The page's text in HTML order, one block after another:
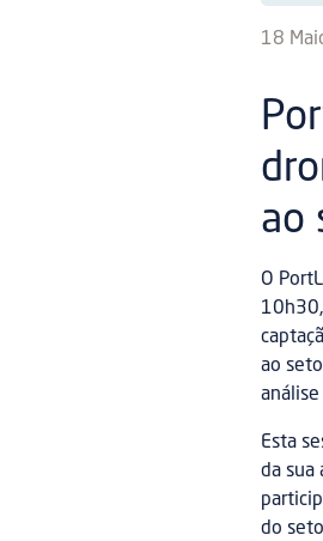
18
ao
O
10h30,
ao
Esta
da sua
do